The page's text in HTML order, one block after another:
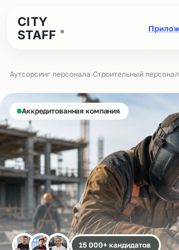
CITY
STAFF
®
Аутсорсинг персонала›Строительный персонал
Аккредитованная компания
15 000+ кандидатов